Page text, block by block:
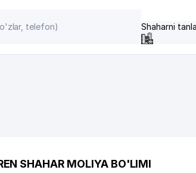
Shaharni
SHAHAR MOLIYA BO'LIMI